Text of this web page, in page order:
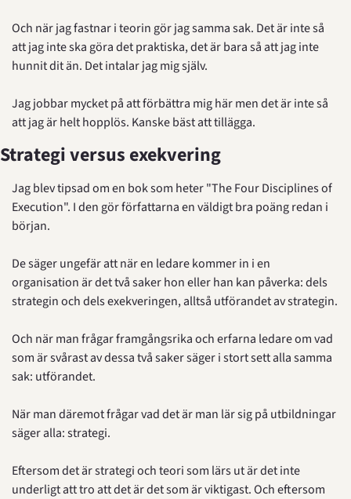
Och när jag fastnar i teorin gör jag samma sak. Det är inte så
att jag inte ska göra det praktiska, det är bara så att jag inte
hunnit dit än. Det intalar jag mig själv.
Jag jobbar mycket på att förbättra mig här men det är inte så
att jag är helt hopplös. Kanske bäst att tillägga.
Strategi versus exekvering
Jag blev tipsad om en bok som heter "The Four Disciplines of
Execution". I den gör författarna en väldigt bra poäng redan i
början.
De säger ungefär att när en ledare kommer in i en
organisation är det två saker hon eller han kan påverka: dels
strategin och dels exekveringen, alltså utförandet av strategin.
Och när man frågar framgångsrika och erfarna ledare om vad
som är svårast av dessa två saker säger i stort sett alla samma
sak: utförandet.
När man däremot frågar vad det är man lär sig på utbildningar
säger alla: strategi.
Eftersom det är strategi och teori som lärs ut är det inte
underligt att tro att det är det som är viktigast. Och eftersom